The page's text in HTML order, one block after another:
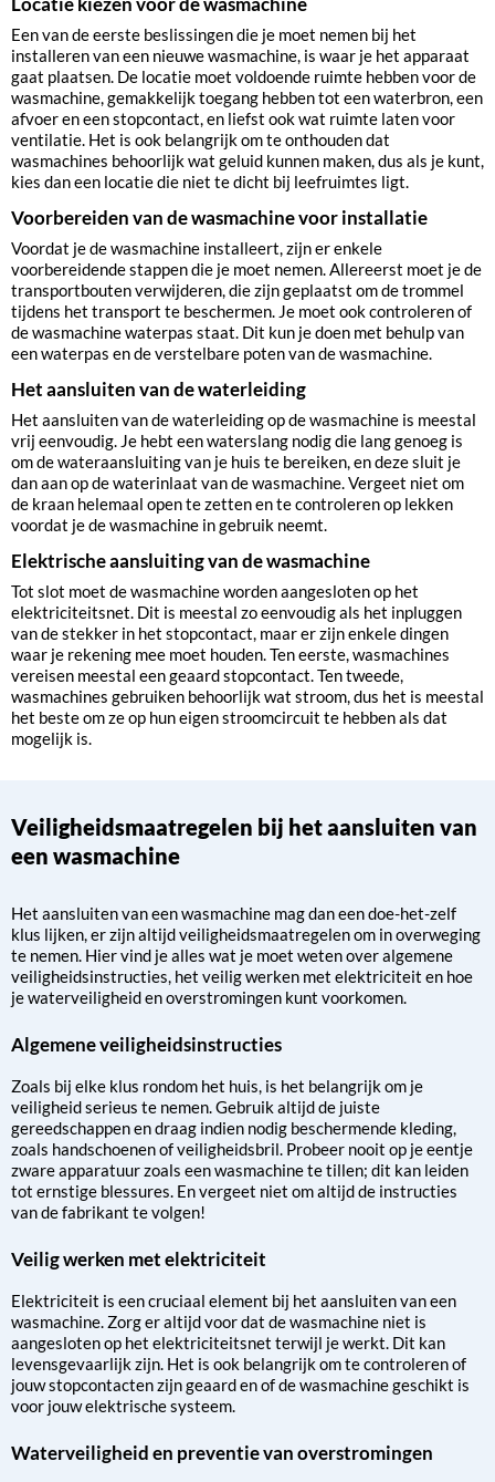
Een van de eerste beslissingen die je moet nemen bij het
installeren van een nieuwe wasmachine, is waar je het apparaat
gaat plaatsen. De locatie moet voldoende ruimte hebben voor de
wasmachine, gemakkelijk toegang hebben tot een waterbron, een
afvoer en een stopcontact, en liefst ook wat ruimte laten voor
ventilatie. Het is ook belangrijk om te onthouden dat
wasmachines behoorlijk wat geluid kunnen maken, dus als je kunt,
kies dan een locatie die niet te dicht bij leefruimtes ligt.
Voorbereiden van de wasmachine voor installatie
Voordat je de wasmachine installeert, zijn er enkele
voorbereidende stappen die je moet nemen. Allereerst moet je de
transportbouten verwijderen, die zijn geplaatst om de trommel
tijdens het transport te beschermen. Je moet ook controleren of
de wasmachine waterpas staat. Dit kun je doen met behulp van
een waterpas en de verstelbare poten van de wasmachine.
Het aansluiten van de waterleiding
Het aansluiten van de waterleiding op de wasmachine is meestal
vrij eenvoudig. Je hebt een waterslang nodig die lang genoeg is
om de wateraansluiting van je huis te bereiken, en deze sluit je
dan aan op de waterinlaat van de wasmachine. Vergeet niet om
de kraan helemaal open te zetten en te controleren op lekken
voordat je de wasmachine in gebruik neemt.
Elektrische aansluiting van de wasmachine
Tot slot moet de wasmachine worden aangesloten op het
elektriciteitsnet. Dit is meestal zo eenvoudig als het inpluggen
van de stekker in het stopcontact, maar er zijn enkele dingen
waar je rekening mee moet houden. Ten eerste, wasmachines
vereisen meestal een geaard stopcontact. Ten tweede,
wasmachines gebruiken behoorlijk wat stroom, dus het is meestal
het beste om ze op hun eigen stroomcircuit te hebben als dat
mogelijk is.
Veiligheidsmaatregelen bij het aansluiten van
een wasmachine
Het aansluiten van een wasmachine mag dan een doe-het-zelf
klus lijken, er zijn altijd veiligheidsmaatregelen om in overweging
te nemen. Hier vind je alles wat je moet weten over algemene
veiligheidsinstructies, het veilig werken met elektriciteit en hoe
je waterveiligheid en overstromingen kunt voorkomen.
Algemene veiligheidsinstructies
Zoals bij elke klus rondom het huis, is het belangrijk om je
veiligheid serieus te nemen. Gebruik altijd de juiste
gereedschappen en draag indien nodig beschermende kleding,
zoals handschoenen of veiligheidsbril. Probeer nooit op je eentje
zware apparatuur zoals een wasmachine te tillen; dit kan leiden
tot ernstige blessures. En vergeet niet om altijd de instructies
van de fabrikant te volgen!
Veilig werken met elektriciteit
Elektriciteit is een cruciaal element bij het aansluiten van een
wasmachine. Zorg er altijd voor dat de wasmachine niet is
aangesloten op het elektriciteitsnet terwijl je werkt. Dit kan
levensgevaarlijk zijn. Het is ook belangrijk om te controleren of
jouw stopcontacten zijn geaard en of de wasmachine geschikt is
voor jouw elektrische systeem.
Waterveiligheid en preventie van overstromingen